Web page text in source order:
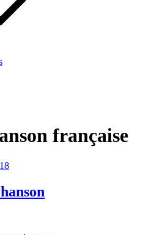
française